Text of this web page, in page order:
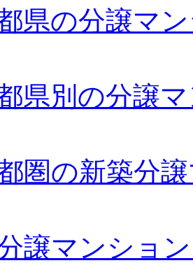
県の分譲マ
県別の分譲
圏の新築分
譲マンショ